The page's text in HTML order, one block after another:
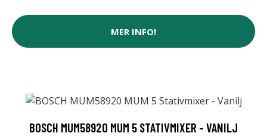
MER INFO!
BOSCH MUM58920 MUM 5 STATIVMIXER - VANILJ